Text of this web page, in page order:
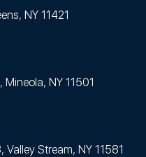
NY 11421
NY 11501
Stream, NY 11581